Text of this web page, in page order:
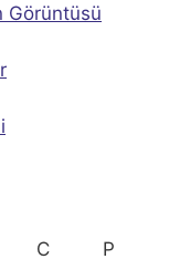
Görüntüsü
C P